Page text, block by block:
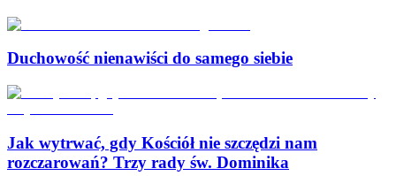
Duchowość nienawiści do samego siebie
Jak wytrwać, gdy Kościół nie szczędzi nam
rozczarowań? Trzy rady św. Dominika